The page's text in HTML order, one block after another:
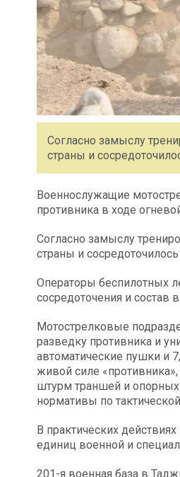
Согласно замыслу
страны и
Военнослужащие
противника в ходе
Согласно замыслу
страны и
Операторы беспилотных
сосредоточения и состав
Мотострелковые
разведку противника и
автоматические пушки и
живой силе
штурм траншей и
нормативы по
В практических
единиц военной и
201-я военная база в